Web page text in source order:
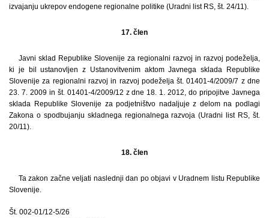
izvajanju ukrepov endogene regionalne politike (Uradni list RS, št. 24/11).
17. člen
Javni sklad Republike Slovenije za regionalni razvoj in razvoj podeželja,
ki je bil ustanovljen z Ustanovitvenim aktom Javnega sklada Republike
Slovenije za regionalni razvoj in razvoj podeželja št. 01401-4/2009/7 z dne
23. 7. 2009 in št. 01401-4/2009/12 z dne 18. 1. 2012, do pripojitve Javnega
sklada Republike Slovenije za podjetništvo nadaljuje z delom na podlagi
Zakona o spodbujanju skladnega regionalnega razvoja (Uradni list RS, št.
20/11).
18. člen
Ta zakon začne veljati naslednji dan po objavi v Uradnem listu Republike
Slovenije.
Št. 002-01/12-5/26